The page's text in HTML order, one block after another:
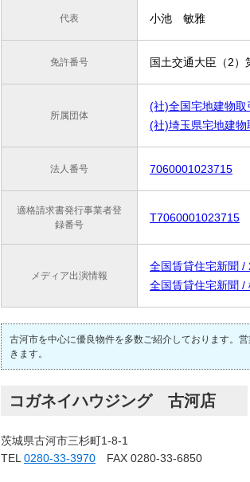
代表 小池 敏雅
免許番号 国土交通大臣（2）
所属団体
(社)全国宅地建物
(社)埼玉県宅地建物
法人番号 7060001023715
適格請求書発行事業者登
録番号
T7060001023715
メディア出演情報
全国賃貸住宅新聞 /
全国賃貸住宅新聞 /
古河市を中心に優良物件を多数ご紹介しております。
きます。
コガネイハウジング 古河店
茨城県古河市三杉町1-8-1
TEL 0280-33-3970 FAX 0280-33-6850